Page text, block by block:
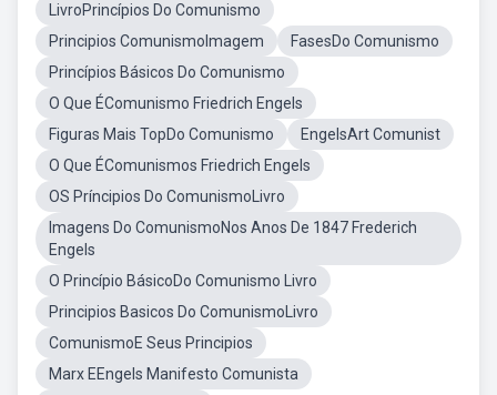
LivroPrincípios Do Comunismo
Principios ComunismoImagem
FasesDo Comunismo
Princípios Básicos Do Comunismo
O Que ÉComunismo Friedrich Engels
Figuras Mais TopDo Comunismo
EngelsArt Comunist
O Que ÉComunismos Friedrich Engels
OS Príncipios Do ComunismoLivro
Imagens Do ComunismoNos Anos De 1847 Frederich
Engels
O Princípio BásicoDo Comunismo Livro
Principios Basicos Do ComunismoLivro
ComunismoE Seus Principios
Marx EEngels Manifesto Comunista